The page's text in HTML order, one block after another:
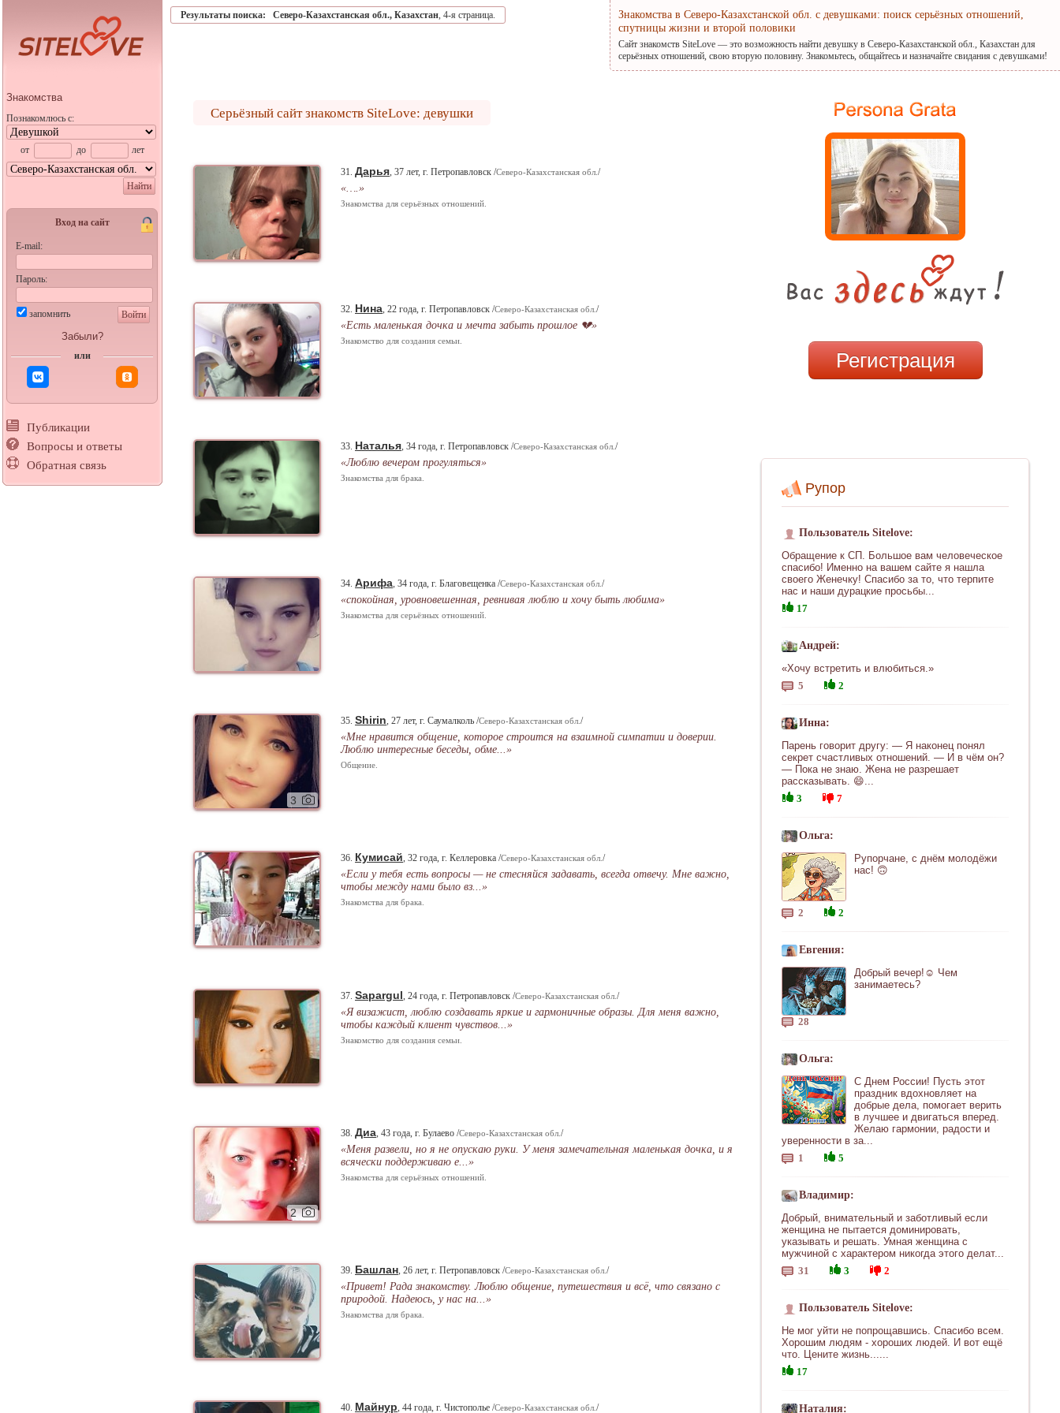
Знакомства
Познакомлюсь с:
от до лет
Найти
Вход на сайт
E-mail:
Пароль:
запомнить Войти
Забыли?
или
Публикации
Вопросы и ответы
Обратная связь
Результаты поиска: Северо-Казахстанская обл., Казахстан, 4-я страница.
Знакомства в Северо-Казахстанской обл. с девушками: поиск серьёзных отношений,
спутницы жизни и второй половики
Сайт знакомств SiteLove — это возможность найти девушку в Северо-Казахстанской обл., Казахстан для
серьёзных отношений, свою вторую половину. Знакомьтесь, общайтесь и назначайте свидания с девушками!
Серьёзный сайт знакомств SiteLove: девушки
Регистрация
Рупор
Пользователь Sitelove:
Обращение к СП. Большое вам человеческое
спасибо! Именно на вашем сайте я нашла
своего Женечку! Спасибо за то, что терпите
нас и наши дурацкие просьбы...
17
Андрей:
«Хочу встретить и влюбиться.»
5
2
Инна:
Парень говорит другу: — Я наконец понял
секрет счастливых отношений. — И в чём он?
— Пока не знаю. Жена не разрешает
рассказывать. 😄...
3
7
Ольга:
Рупорчане, с днём молодёжи
нас! 🙃
2 2
Евгения:
Добрый вечер!☺ Чем
занимаетесь?
28
Ольга:
С Днем России! Пусть этот
праздник вдохновляет на
добрые дела, помогает верить
в лучшее и двигаться вперед.
Желаю гармонии, радости и
уверенности в за...
1
5
Владимир:
Добрый, внимательный и заботливый если
женщина не пытается доминировать,
указывать и решать. Умная женщина с
мужчиной с характером никогда этого делат...
31
3 2
Пользователь Sitelove:
Не мог уйти не попрощавшись. Спасибо всем.
Хорошим людям - хороших людей. И вот ещё
что. Цените жизнь......
17
Наталия:
31. Дарья, 37 лет, г. Петропавловск /Северо-Казахстанская обл. /
«….»
Знакомства для серьёзных отношений.
32. Нина, 22 года, г. Петропавловск /Северо-Казахстанская обл. /
«Есть маленькая дочка и мечта забыть прошлое 💔»
Знакомство для создания семьи.
33. Наталья, 34 года, г. Петропавловск /Северо-Казахстанская обл. /
«Люблю вечером прогуляться»
Знакомства для брака.
34. Арифа, 34 года, г. Благовещенка /Северо-Казахстанская обл. /
«спокойная, уровновешенная, ревнивая люблю и хочу быть любима»
Знакомства для серьёзных отношений.
3
35. Shirin, 27 лет, г. Саумалколь /Северо-Казахстанская обл. /
«Мне нравится общение, которое строится на взаимной симпатии и доверии.
Люблю интересные беседы, обме...»
Общение.
36. Кумисай, 32 года, г. Келлеровка /Северо-Казахстанская обл. /
«Если у тебя есть вопросы — не стесняйся задавать, всегда отвечу. Мне важно,
чтобы между нами было вз...»
Знакомства для брака.
37. Sapargul, 24 года, г. Петропавловск /Северо-Казахстанская обл. /
«Я визажист, люблю создавать яркие и гармоничные образы. Для меня важно,
чтобы каждый клиент чувствов...»
Знакомство для создания семьи.
2
38. Диа, 43 года, г. Булаево /Северо-Казахстанская обл. /
«Меня развели, но я не опускаю руки. У меня замечательная маленькая дочка, и я
всячески поддерживаю е...»
Знакомства для серьёзных отношений.
39. Башлан, 26 лет, г. Петропавловск /Северо-Казахстанская обл. /
«Привет! Рада знакомству. Люблю общение, путешествия и всё, что связано с
природой. Надеюсь, у нас на...»
Знакомства для брака.
40. Майнур, 44 года, г. Чистополье /Северо-Казахстанская обл. /